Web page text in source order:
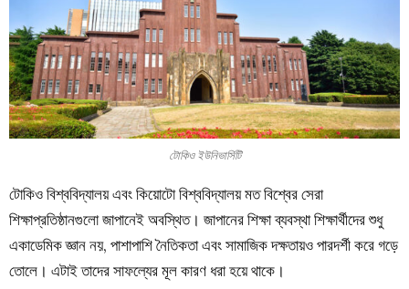
টোকিও ইউনিভার্সিটি
টোকিও বিশ্ববিদ্যালয় এবং কিয়োটো বিশ্ববিদ্যালয় মত বিশ্বের সেরা
শিক্ষাপ্রতিষ্ঠানগুলো জাপানেই অবস্থিত। জাপানের শিক্ষা ব্যবস্থা শিক্ষার্থীদের শুধু
একাডেমিক জ্ঞান নয়, পাশাপাশি নৈতিকতা এবং সামাজিক দক্ষতায়ও পারদর্শী করে গড়ে
তোলে। এটাই তাদের সাফল্যের মূল কারণ ধরা হয়ে থাকে।